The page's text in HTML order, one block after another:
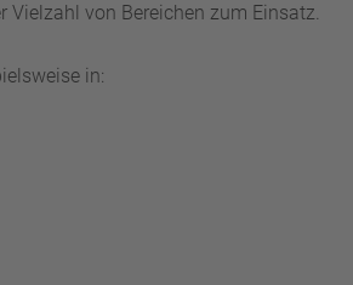
Vielzahl von Bereichen zum Einsatz.
in: